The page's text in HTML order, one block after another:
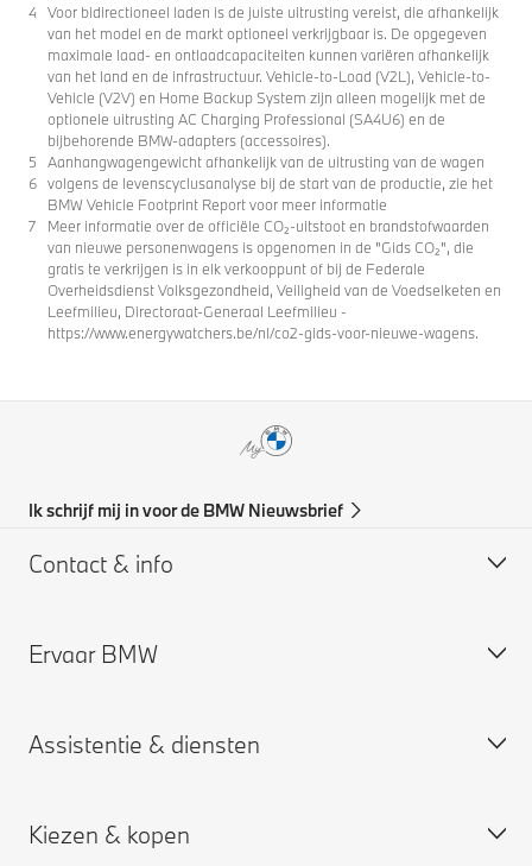
Voor bidirectioneel laden is de juiste uitrusting vereist, die afhankelijk
van het model en de markt optioneel verkrijgbaar is. De opgegeven
maximale laad- en ontlaadcapaciteiten kunnen variëren afhankelijk
van het land en de infrastructuur. Vehicle-to-Load (V2L), Vehicle-to-
Vehicle (V2V) en Home Backup System zijn alleen mogelijk met de
optionele uitrusting AC Charging Professional (SA4U6) en de
bijbehorende BMW-adapters (accessoires).
Aanhangwagengewicht afhankelijk van de uitrusting van de wagen
volgens de levenscyclusanalyse bij de start van de productie, zie het
BMW Vehicle Footprint Report voor meer informatie
Meer informatie over de officiële CO₂-uitstoot en brandstofwaarden
van nieuwe personenwagens is opgenomen in de "Gids CO₂", die
gratis te verkrijgen is in elk verkooppunt of bij de Federale
Overheidsdienst Volksgezondheid, Veiligheid van de Voedselketen en
Leefmilieu, Directoraat-Generaal Leefmilieu -
https://www.energywatchers.be/nl/co2-gids-voor-nieuwe-wagens.
Ik schrijf mij in voor de BMW Nieuwsbrief
Contact & info
Support & Contact
Ervaar BMW
BMW vacatures
BMW Group
Assistentie & diensten
Plan een service afspraak
Kiezen & kopen